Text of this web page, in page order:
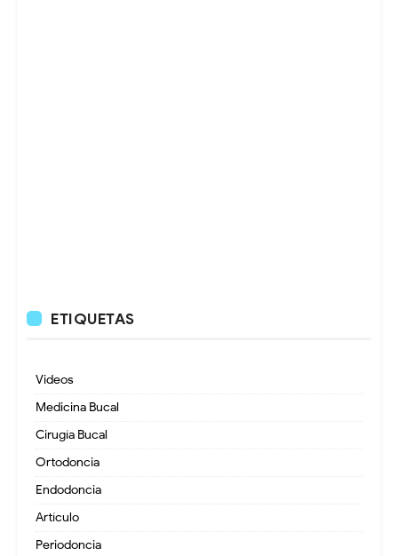
ETIQUETAS
Videos
Medicina Bucal
Cirugía Bucal
Ortodoncia
Endodoncia
Artículo
Periodoncia